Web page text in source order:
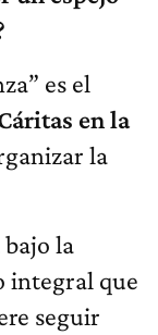
es el
en la
la
la
integral que
seguir